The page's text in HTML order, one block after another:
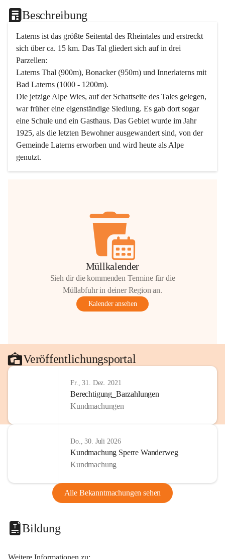
Beschreibung
Laterns ist das größte Seitental des Rheintales und erstreckt
sich über ca. 15 km. Das Tal gliedert sich auf in drei
Parzellen:
Laterns Thal (900m), Bonacker (950m) und Innerlaterns mit
Bad Laterns (1000 - 1200m).
Die jetzige Alpe Wies, auf der Schattseite des Tales gelegen,
war früher eine eigenständige Siedlung. Es gab dort sogar
eine Schule und ein Gasthaus. Das Gebiet wurde im Jahr
1925, als die letzten Bewohner ausgewandert sind, von der
Gemeinde Laterns erworben und wird heute als Alpe
genutzt.
Müllkalender
Sieh dir die kommenden Termine für die
Müllabfuhr in deiner Region an.
Kalender ansehen
Veröffentlichungsportal
Fr., 31. Dez. 2021
Berechtigung_Barzahlungen
Kundmachungen
Do., 30. Juli 2026
Kundmachung Sperre Wanderweg
Kundmachung
Alle Bekanntmachungen sehen
Bildung
Weitere Informationen zu: